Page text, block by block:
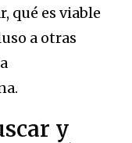
qué es viable
a otras
y